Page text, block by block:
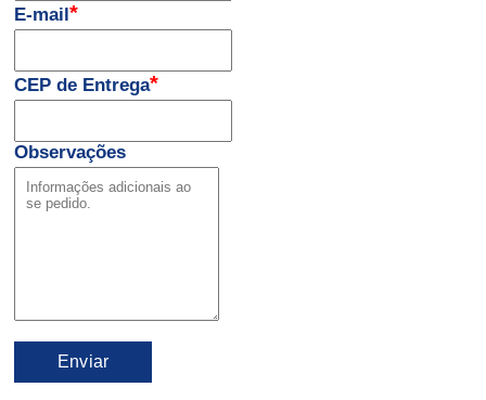
E-mail*
CEP de Entrega*
Observações
Enviar